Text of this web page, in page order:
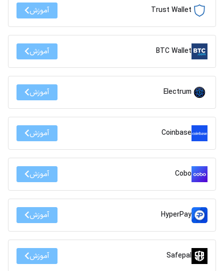
Trust Wallet آموزش
BTC Wallet آموزش
Electrum آموزش
Coinbase آموزش
Cobo آموزش
HyperPay آموزش
Safepal آموزش